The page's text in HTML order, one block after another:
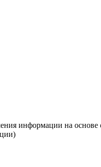
информации на основе